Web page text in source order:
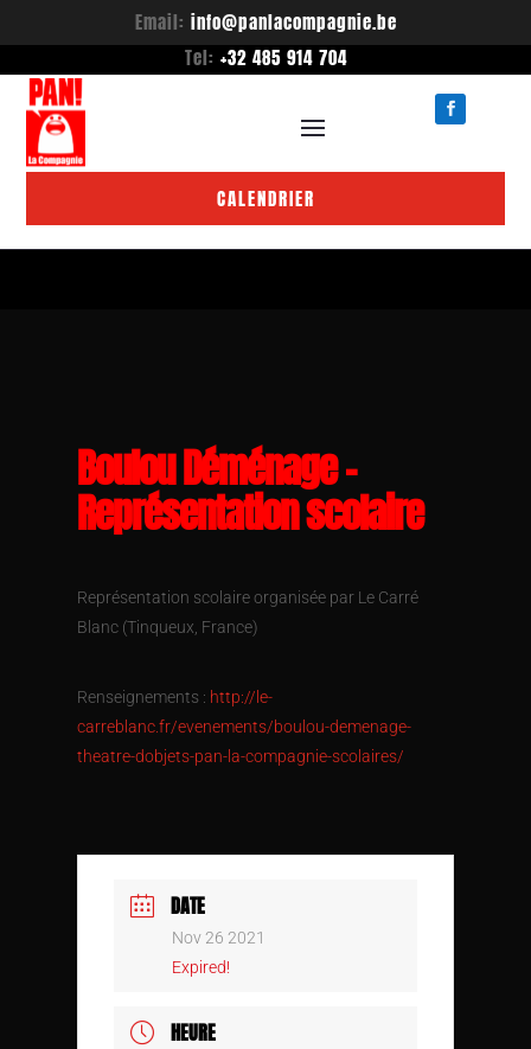
Email: info@panlacompagnie.be
Tel: +32 485 914 704
CALENDRIER
Boulou Déménage –
Représentation scolaire
Représentation scolaire organisée par Le Carré
Blanc (Tinqueux, France)
Renseignements : http://le-
carreblanc.fr/evenements/boulou-demenage-
theatre-dobjets-pan-la-compagnie-scolaires/
DATE
Nov 26 2021
Expired!
HEURE